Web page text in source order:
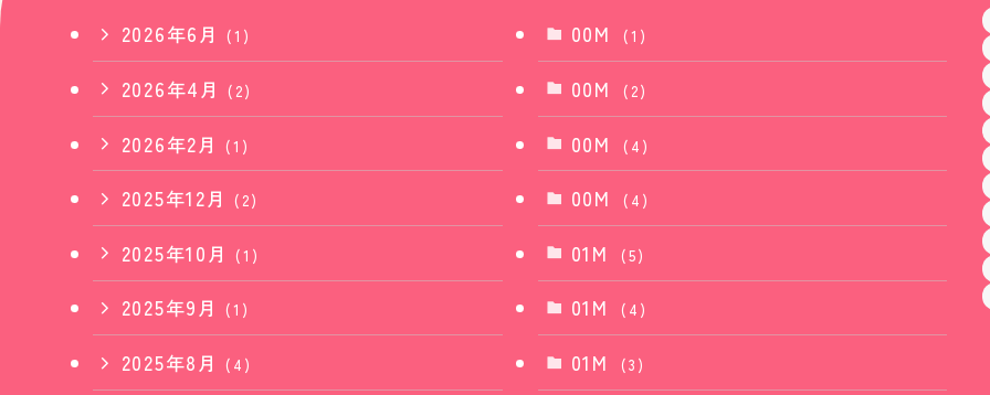
2026年6月 (1)
2026年4月 (2)
2026年2月 (1)
2025年12月 (2)
2025年10月 (1)
2025年9月 (1)
2025年8月 (4)
00M (1)
00M (2)
00M (4)
00M (4)
01M (5)
01M (4)
01M (3)